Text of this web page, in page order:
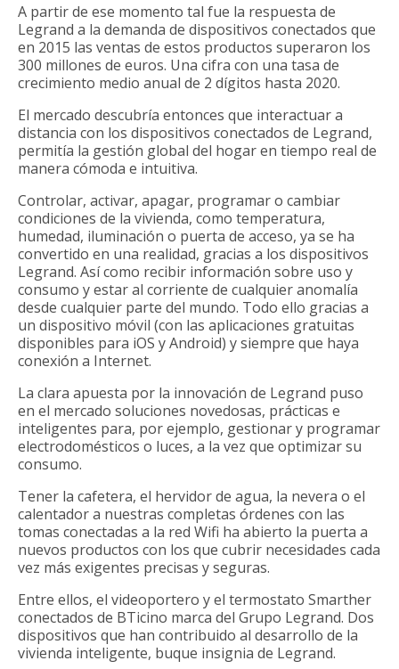
A partir de ese momento tal fue la respuesta de
Legrand a la demanda de dispositivos conectados que
en 2015 las ventas de estos productos superaron los
300 millones de euros. Una cifra con una tasa de
crecimiento medio anual de 2 dígitos hasta 2020.
El mercado descubría entonces que interactuar a
distancia con los dispositivos conectados de Legrand,
permitía la gestión global del hogar en tiempo real de
manera cómoda e intuitiva.
Controlar, activar, apagar, programar o cambiar
condiciones de la vivienda, como temperatura,
humedad, iluminación o puerta de acceso, ya se ha
convertido en una realidad, gracias a los dispositivos
Legrand. Así como recibir información sobre uso y
consumo y estar al corriente de cualquier anomalía
desde cualquier parte del mundo. Todo ello gracias a
un dispositivo móvil (con las aplicaciones gratuitas
disponibles para iOS y Android) y siempre que haya
conexión a Internet.
La clara apuesta por la innovación de Legrand puso
en el mercado soluciones novedosas, prácticas e
inteligentes para, por ejemplo, gestionar y programar
electrodomésticos o luces, a la vez que optimizar su
consumo.
Tener la cafetera, el hervidor de agua, la nevera o el
calentador a nuestras completas órdenes con las
tomas conectadas a la red Wifi ha abierto la puerta a
nuevos productos con los que cubrir necesidades cada
vez más exigentes precisas y seguras.
Entre ellos, el videoportero y el termostato Smarther
conectados de BTicino marca del Grupo Legrand. Dos
dispositivos que han contribuido al desarrollo de la
vivienda inteligente, buque insignia de Legrand.